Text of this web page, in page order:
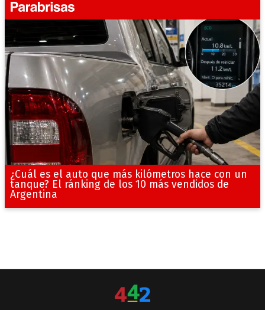
¿Cuál es el auto que más kilómetros hace con un
tanque? El ránking de los 10 más vendidos de
Argentina